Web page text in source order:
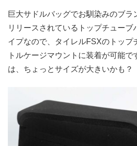
巨大サドルバッグでお馴染みのブラ
リリースされているトップチューブ
イプなので、タイレルFSXのトップ
トルケージマウントに装着が可能で
は、ちょっとサイズが大きいかも？